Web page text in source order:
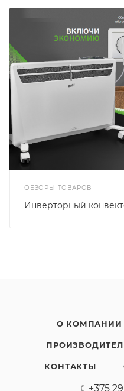
ОБЗОРЫ ТОВАРОВ
Инверторный
О КОМПАНИИ
КОНТАКТЫ
+375